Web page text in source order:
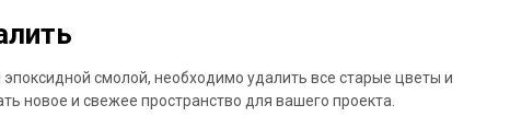
смолой, необходимо удалить все старые цветы и
новое и свежее пространство для вашего проекта.